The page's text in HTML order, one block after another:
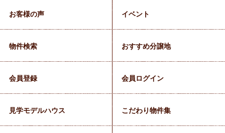
お客様の声 イベント
物件検索 おすすめ分譲地
会員登録 会員ログイン
見学モデルハウス こだわり物件集